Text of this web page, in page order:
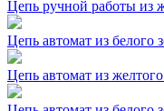
Цепь ручной работы из
Цепь автомат из белого
Цепь автомат из